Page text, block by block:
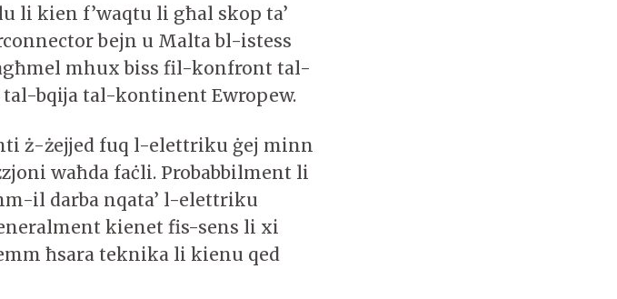
li kien f’waqtu li għal skop ta’
bejn u Malta bl-istess
mhux biss fil-konfront tal-
bqija tal-kontinent Ewropew.
ż-żejjed fuq l-elettriku ġej minn
waħda faċli. Probabbilment li
il darba nqata’ l-elettriku
kienet fis-sens li xi
ħsara teknika li kienu qed